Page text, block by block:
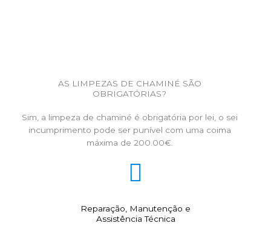
AS LIMPEZAS DE CHAMINÉ SÃO
OBRIGATÓRIAS?
Sim, a limpeza de chaminé é obrigatória por lei, o sei
incumprimento pode ser punível com uma coima
máxima de 200.00€.
Reparação, Manutenção e
Assistência Técnica